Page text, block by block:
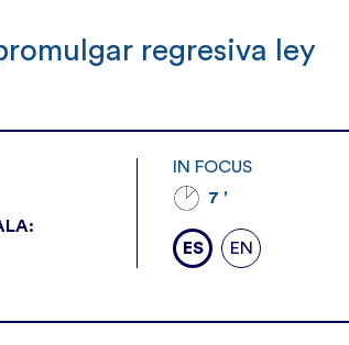
regresiva ley
IN FOCUS
7 '
ES EN